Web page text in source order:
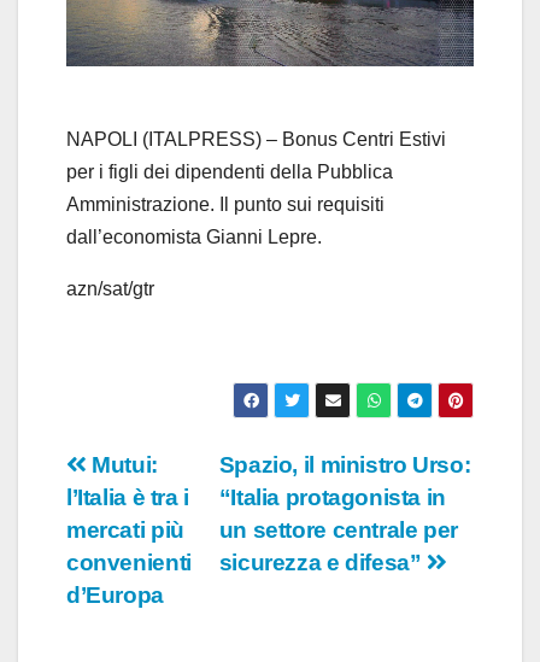
l
y
V
i
o
NAPOLI (ITALPRESS) – Bonus Centri Estivi
per i figli dei dipendenti della Pubblica
Amministrazione. Il punto sui requisiti
dall’economista Gianni Lepre.
azn/sat/gtr
Navigazione
articoli
Spazio, il ministro Urso:
“Italia protagonista in
un settore centrale per
sicurezza e difesa”
Mutui:
l’Italia è tra i
mercati più
convenienti
d’Europa